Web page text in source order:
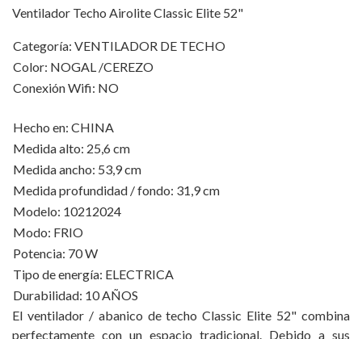
Ventilador Techo Airolite Classic Elite 52"
Categoría: VENTILADOR DE TECHO
Color: NOGAL /CEREZO
Conexión Wifi: NO
Hecho en: CHINA
Medida alto: 25,6 cm
Medida ancho: 53,9 cm
Medida profundidad / fondo: 31,9 cm
Modelo: 10212024
Modo: FRIO
Potencia: 70 W
Tipo de energía: ELECTRICA
Durabilidad: 10 AÑOS
El ventilador / abanico de techo Classic Elite 52" combina
perfectamente con un espacio tradicional. Debido a sus